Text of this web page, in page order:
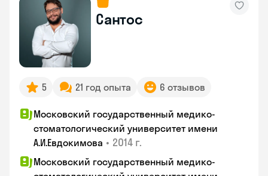
Сантос
5 21 год опыта 6 отзывов
Московский государственный медико-
стоматологический университет имени
А.И.Евдокимова • 2014 г.
Московский государственный медико-